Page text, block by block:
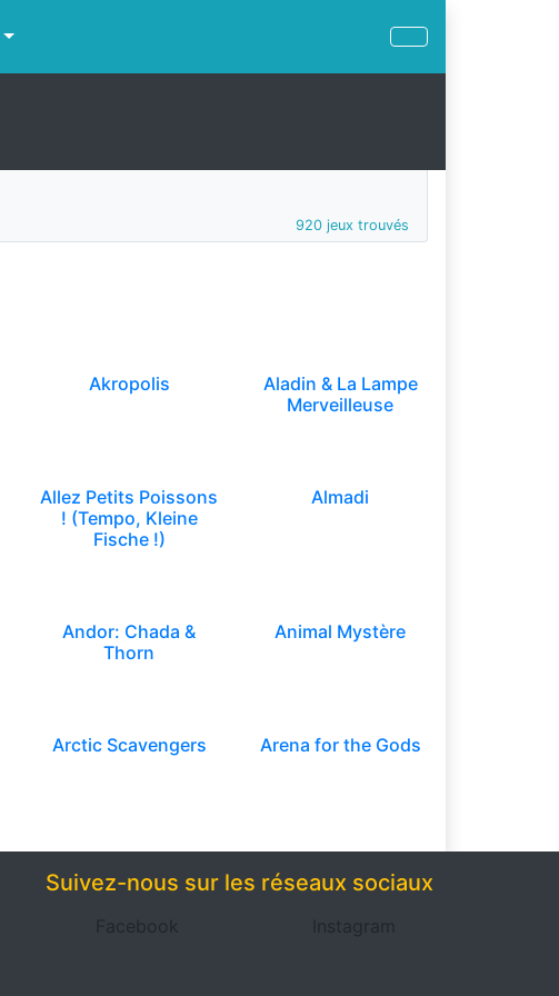
920 jeux trouvés
Akropolis
Aladin & La Lampe
Merveilleuse
Allez Petits Poissons
! (Tempo, Kleine
Fische !)
Almadi
Andor: Chada &
Thorn
Animal Mystère
Arctic Scavengers Arena for the Gods
Suivez-nous sur les réseaux sociaux
Facebook Instagram